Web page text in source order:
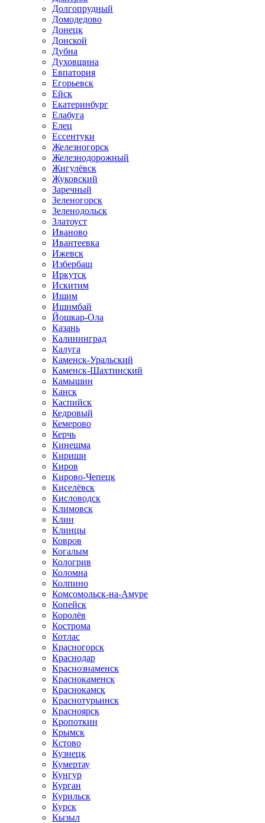
Долгопрудный
Домодедово
Донецк
Донской
Дубна
Духовщина
Евпатория
Егорьевск
Ейск
Екатеринбург
Елабуга
Елец
Ессентуки
Железногорск
Железнодорожный
Жигулёвск
Жуковский
Заречный
Зеленогорск
Зеленодольск
Златоуст
Иваново
Ивантеевка
Ижевск
Избербаш
Иркутск
Искитим
Ишим
Ишимбай
Йошкар-Ола
Казань
Калининград
Калуга
Каменск-Уральский
Каменск-Шахтинский
Камышин
Канск
Каспийск
Кедровый
Кемерово
Керчь
Кинешма
Кириши
Киров
Кирово-Чепецк
Киселёвск
Кисловодск
Климовск
Клин
Клинцы
Ковров
Когалым
Кологрив
Коломна
Колпино
Комсомольск-на-Амуре
Копейск
Королёв
Кострома
Котлас
Красногорск
Краснодар
Краснознаменск
Краснокаменск
Краснокамск
Краснотурьинск
Красноярск
Кропоткин
Крымск
Кстово
Кузнецк
Кумертау
Кунгур
Курган
Курильск
Курск
Кызыл